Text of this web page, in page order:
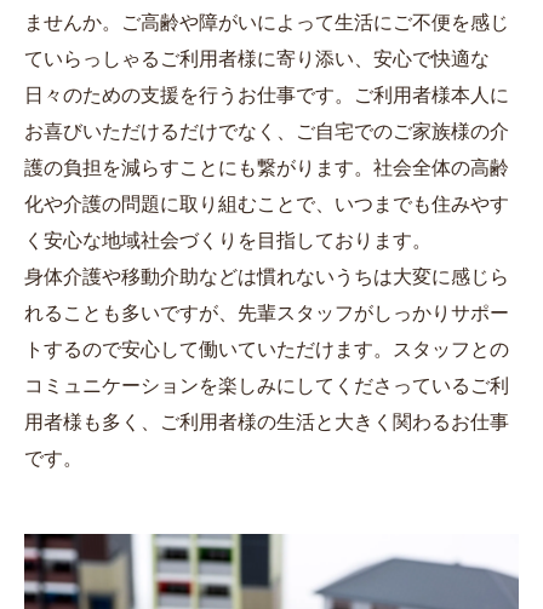
ませんか。ご高齢や障がいによって生活にご不便を感じ
ていらっしゃるご利用者様に寄り添い、安心で快適な
日々のための支援を行うお仕事です。ご利用者様本人に
お喜びいただけるだけでなく、ご自宅でのご家族様の介
護の負担を減らすことにも繋がります。社会全体の高齢
化や介護の問題に取り組むことで、いつまでも住みやす
く安心な地域社会づくりを目指しております。
身体介護や移動介助などは慣れないうちは大変に感じら
れることも多いですが、先輩スタッフがしっかりサポー
トするので安心して働いていただけます。スタッフとの
コミュニケーションを楽しみにしてくださっているご利
用者様も多く、ご利用者様の生活と大きく関わるお仕事
です。